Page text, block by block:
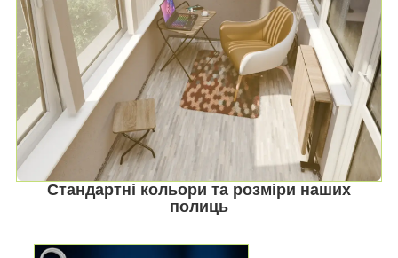
Стандартні кольори та розміри наших
полиць